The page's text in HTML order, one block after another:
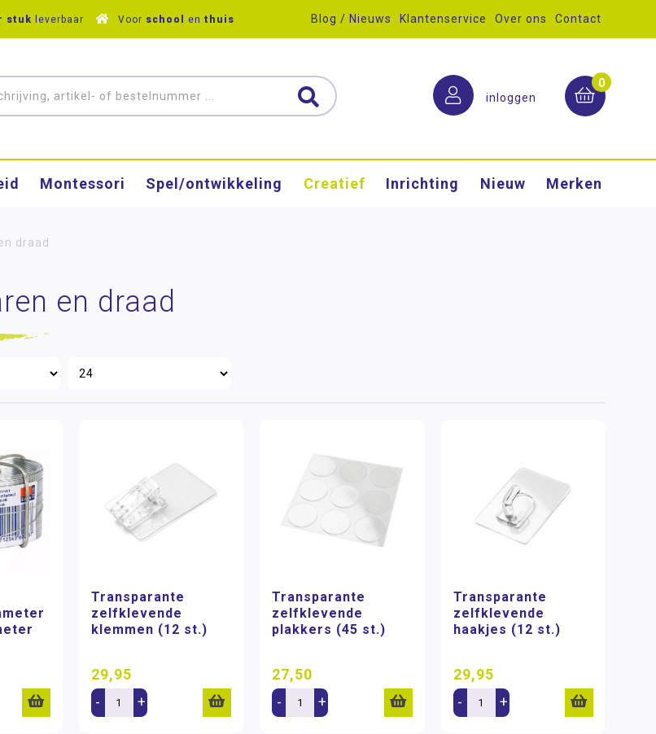
stuk leverbaar Voor school en thuis Blog / Nieuws Klantenservice Over ons Contact
inloggen
0
Montessori Spel/ontwikkeling Creatief Inrichting Nieuw Merken
draad
en draad
Transparante
zelfklevende
klemmen (12 st.)
29,95
- +
Transparante
zelfklevende
plakkers (45 st.)
27,50
- +
Transparante
zelfklevende
haakjes (12 st.)
29,95
- +